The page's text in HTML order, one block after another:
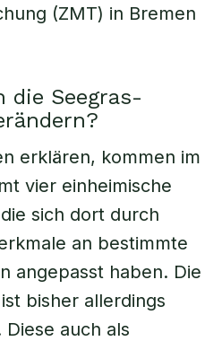
(ZMT) in Bremen
die Seegras-
erklären, kommen im
vier einheimische
sich dort durch
an bestimmte
angepasst haben. Die
bisher allerdings
Diese auch als